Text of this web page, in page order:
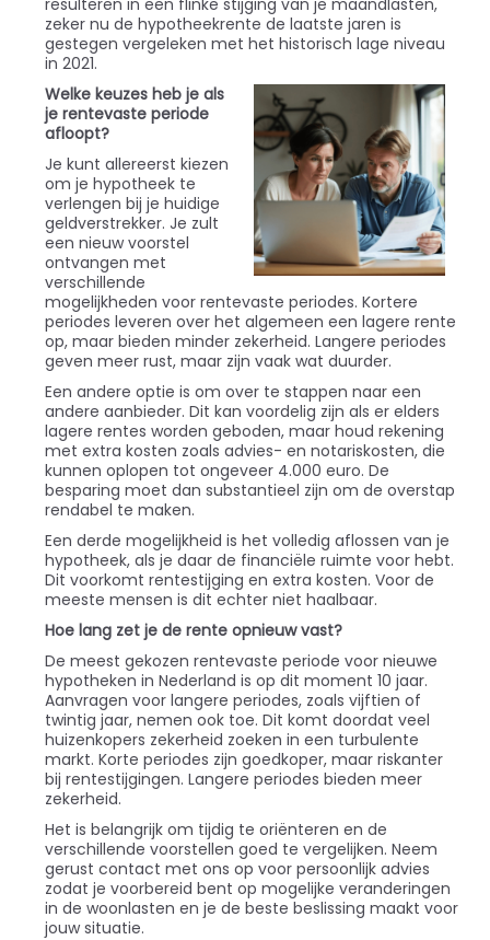
resulteren in een flinke stijging van je maandlasten,
zeker nu de hypotheekrente de laatste jaren is
gestegen vergeleken met het historisch lage niveau
in 2021.
Welke keuzes heb je als
je rentevaste periode
afloopt?
Je kunt allereerst kiezen
om je hypotheek te
verlengen bij je huidige
geldverstrekker. Je zult
een nieuw voorstel
ontvangen met
verschillende
mogelijkheden voor rentevaste periodes. Kortere
periodes leveren over het algemeen een lagere rente
op, maar bieden minder zekerheid. Langere periodes
geven meer rust, maar zijn vaak wat duurder.
Een andere optie is om over te stappen naar een
andere aanbieder. Dit kan voordelig zijn als er elders
lagere rentes worden geboden, maar houd rekening
met extra kosten zoals advies- en notariskosten, die
kunnen oplopen tot ongeveer 4.000 euro. De
besparing moet dan substantieel zijn om de overstap
rendabel te maken.
Een derde mogelijkheid is het volledig aflossen van je
hypotheek, als je daar de financiële ruimte voor hebt.
Dit voorkomt rentestijging en extra kosten. Voor de
meeste mensen is dit echter niet haalbaar.
Hoe lang zet je de rente opnieuw vast?
De meest gekozen rentevaste periode voor nieuwe
hypotheken in Nederland is op dit moment 10 jaar.
Aanvragen voor langere periodes, zoals vijftien of
twintig jaar, nemen ook toe. Dit komt doordat veel
huizenkopers zekerheid zoeken in een turbulente
markt. Korte periodes zijn goedkoper, maar riskanter
bij rentestijgingen. Langere periodes bieden meer
zekerheid.
Het is belangrijk om tijdig te oriënteren en de
verschillende voorstellen goed te vergelijken. Neem
gerust contact met ons op voor persoonlijk advies
zodat je voorbereid bent op mogelijke veranderingen
in de woonlasten en je de beste beslissing maakt voor
jouw situatie.